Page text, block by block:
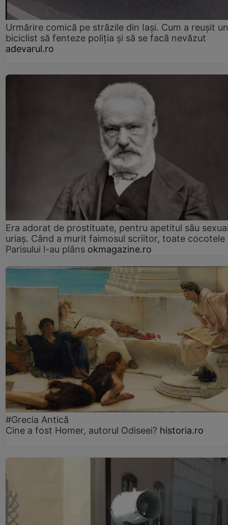
Urmărire comică pe străzile din Iași. Cum a reușit un
biciclist să fenteze poliția și să se facă nevăzut
adevarul.ro
Era adorat de prostituate, pentru apetitul său
uriaș. Când a murit faimosul scriitor, toate cocotele
Parisului l-au plâns okmagazine.ro
#Grecia Antică
Cine a fost Homer, autorul Odiseei? historia.ro